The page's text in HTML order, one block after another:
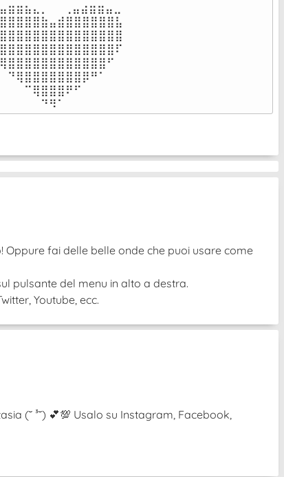
⠀⢀⣤⣴⣶⣶⣤⣀⠀
Oppure fai delle belle onde che puoi usare come
pulsante del menu in alto a destra.
Youtube, ecc.
(˘ ³˘) 💕💯 Usalo su Instagram, Facebook,